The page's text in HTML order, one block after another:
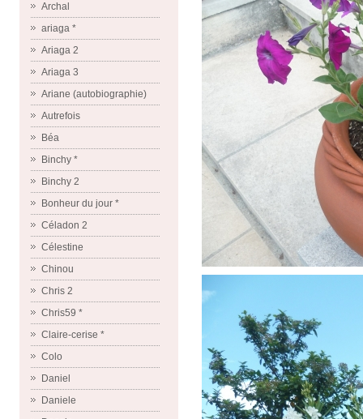
Archal
ariaga *
Ariaga 2
Ariaga 3
Ariane (autobiographie)
Autrefois
Béa
Binchy *
Binchy 2
Bonheur du jour *
Céladon 2
Célestine
Chinou
Chris 2
Chris59 *
Claire-cerise *
Colo
Daniel
Daniele